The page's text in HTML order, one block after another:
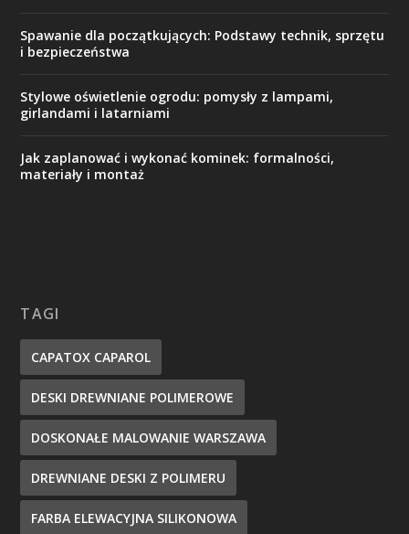
Spawanie dla początkujących: Podstawy technik, sprzętu
i bezpieczeństwa
Stylowe oświetlenie ogrodu: pomysły z lampami,
girlandami i latarniami
Jak zaplanować i wykonać kominek: formalności,
materiały i montaż
TAGI
CAPATOX CAPAROL
DESKI DREWNIANE POLIMEROWE
DOSKONAŁE MALOWANIE WARSZAWA
DREWNIANE DESKI Z POLIMERU
FARBA ELEWACYJNA SILIKONOWA